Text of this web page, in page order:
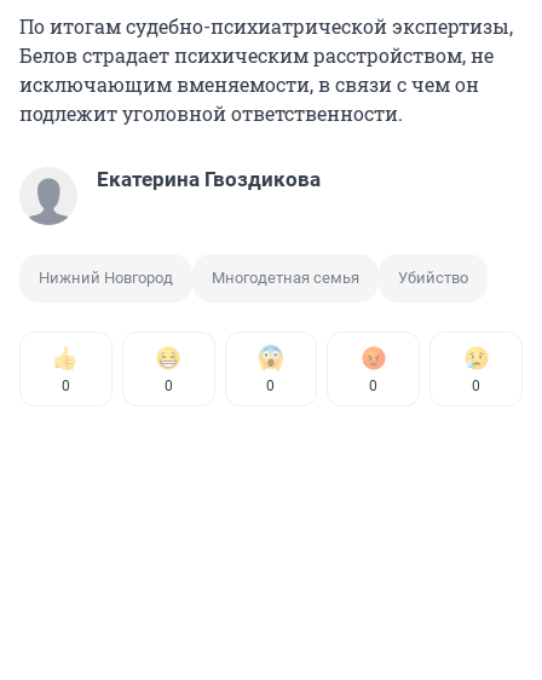
По итогам судебно-психиатрической экспертизы,
Белов страдает психическим расстройством, не
исключающим вменяемости, в связи с чем он
подлежит уголовной ответственности.
Екатерина Гвоздикова
Нижний Новгород Многодетная семья Убийство
0 0 0 0 0